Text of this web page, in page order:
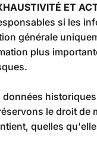
ET
si les
générale
plus
le droit
quelles